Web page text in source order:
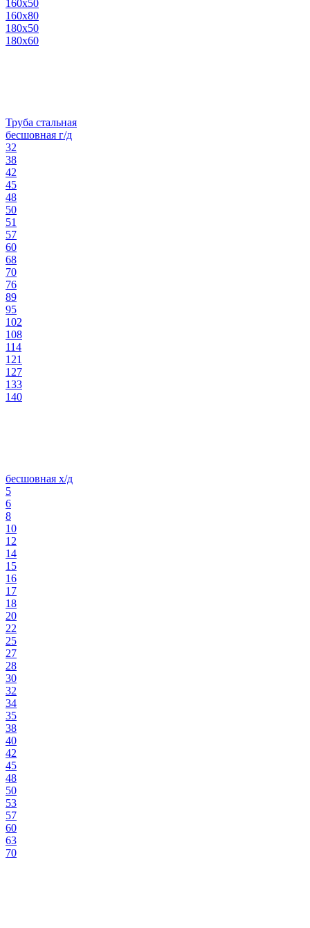
160х50
160х80
180х50
180х60
Труба стальная
бесшовная г/д
32
38
42
45
48
50
51
57
60
68
70
76
89
95
102
108
114
121
127
133
140
бесшовная х/д
5
6
8
10
12
14
15
16
17
18
20
22
25
27
28
30
32
34
35
38
40
42
45
48
50
53
57
60
63
70